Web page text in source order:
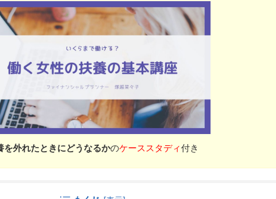
を外れたときにどうなるかのケーススタディ付き